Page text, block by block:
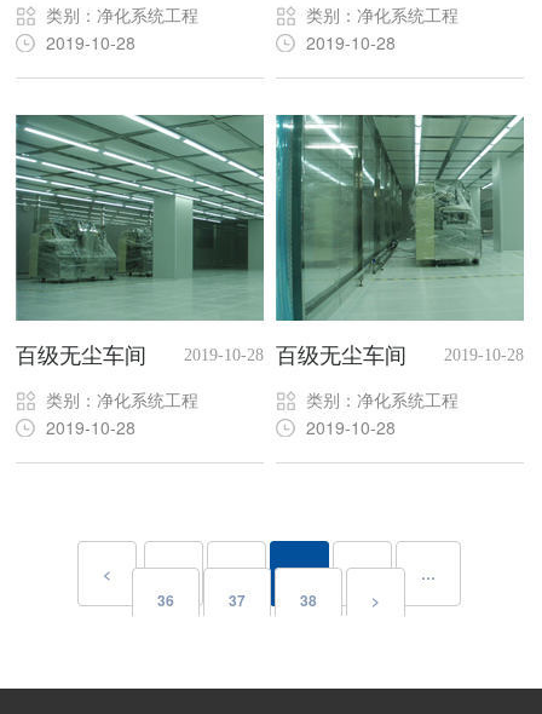
类别：净化系统工程
2019-10-28
类别：净化系统工程
2019-10-28
百级无尘车间 2019-10-28
类别：净化系统工程
2019-10-28
百级无尘车间 2019-10-28
类别：净化系统工程
2019-10-28
< 1 2 3 4
…
36
37 38 >